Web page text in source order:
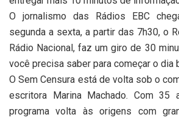
O jornalismo das Rádios EBC
segunda a sexta, a partir das 7h30, o
Rádio Nacional, faz um giro de 30
você precisa saber para começar o dia
O Sem Censura está de volta sob o
escritora Marina Machado. Com 35
programa volta às origens com